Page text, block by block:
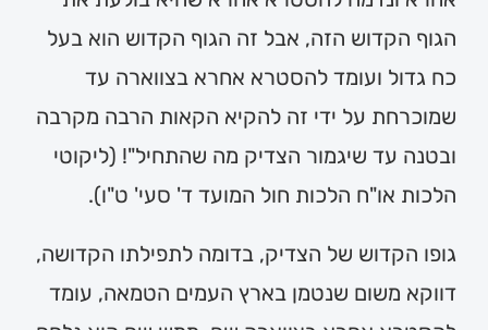
הגוף הקדוש הזה, אבל זה הגוף הקדוש הוא בעל
כח גדול ועומד להסטרא אחרא בצווארה עד
שמוכרחת על ידי זה להקיא הקאות הרבה מקרבה
ובטנה עד שיגמור הצדיק מה שהתחיל"! (ליקוטי
הלכות או"ח הלכות חול המועד ד' סעי' ט"ו).
גופו הקדוש של הצדיק, בדומה לתפילתו הקדושה,
דווקא משום שנטמן בארץ העמים הטמאה, עומד